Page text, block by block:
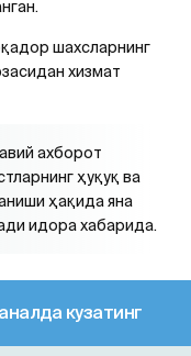
шахсларнинг
хизмат
ахборот
ҳуқуқ ва
ҳақида яна
идора хабарида.
кузатинг